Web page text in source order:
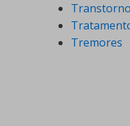
Tremores